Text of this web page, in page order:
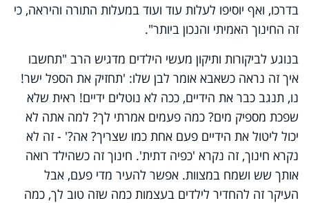
בדרכו, ואף יוסיפו לעלות עוד ועוד במעלות התורה והיראה, כי
זה החינוך האמיתי והנכון ביותר".
בנוגע לביקורות ותיקון מעשי הילדים מדגיש הרב "תחשבו
איך זה נראה כשאבא אומר לבן שלו: 'תחזיק את הספל ישר!
נו, תנגב כבר את הידיים, ככה לא נוטלים ידיים! ראית שלא
שפכת מספיק מים? כמה פעמים אמרתי לך? למה אתה לא
יכול ליטול את הידיים פעם אחת כמו שצריך? אה?' - זה לא
נקרא חינוך, זה נקרא 'כפיה דתית'. חינוך זה כשהילד רואה
אותך שש ושמח במצוות. אפשר להעיר מדי פעם, אבל
העיקר זה להחדיר לילדים בעצמות כמה שזה טוב לך, כמה